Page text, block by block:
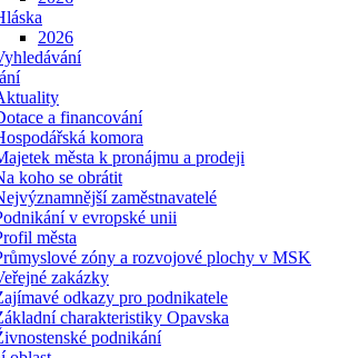
2026
a financování
komora
města k pronájmu a prodeji
koho se obrátit
zaměstnavatelé
v evropské unii
města
zóny a rozvojové plochy v MSK
zakázky
odkazy pro podnikatele
charakteristiky Opavska
podnikání